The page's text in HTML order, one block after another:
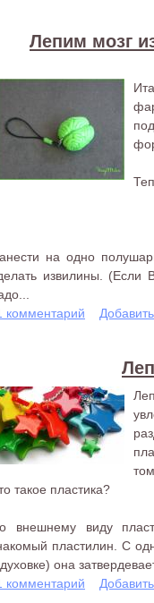
Лепим мозг
на одно
извилины. (Если
комментарий
такое пластика?
внешнему виду
пластилин. С
она
комментарий